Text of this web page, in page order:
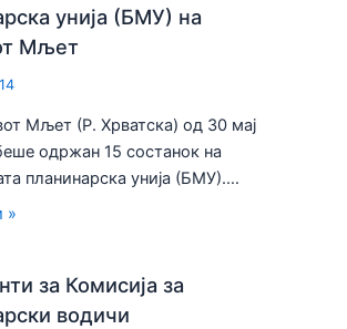
унија (БМУ) на
Мљет
Мљет (Р. Хрватска) од 30 мај
одржан 15 состанок на
планинарска унија (БМУ).…
»
за Комисија за
водичи